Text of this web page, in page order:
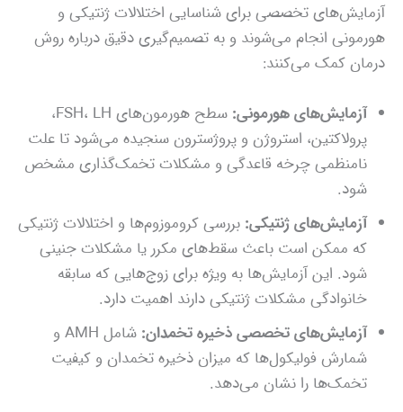
آزمایش‌های تخصصی برای شناسایی اختلالات ژنتیکی و
هورمونی انجام می‌شوند و به تصمیم‌گیری دقیق درباره روش
درمان کمک می‌کنند:
آزمایش‌های هورمونی:
سطح هورمون‌های FSH، LH،
پرولاکتین، استروژن و پروژسترون سنجیده می‌شود تا علت
نامنظمی چرخه قاعدگی و مشکلات تخمک‌گذاری مشخص
شود.
آزمایش‌های ژنتیکی: بررسی کروموزوم‌ها و اختلالات ژنتیکی
که ممکن است باعث سقط‌های مکرر یا مشکلات جنینی
شود. این آزمایش‌ها به ویژه برای زوج‌هایی که سابقه
خانوادگی مشکلات ژنتیکی دارند اهمیت دارد.
آزمایش‌های تخصصی ذخیره تخمدان:
شامل AMH و
شمارش فولیکول‌ها که میزان ذخیره تخمدان و کیفیت
تخمک‌ها را نشان می‌دهد.